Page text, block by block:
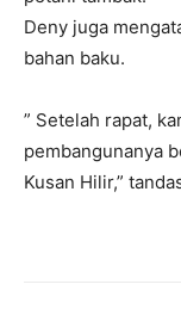
Deny juga
bahan baku.
” Setelah rapat,
pembangunanya
Kusan Hilir,”